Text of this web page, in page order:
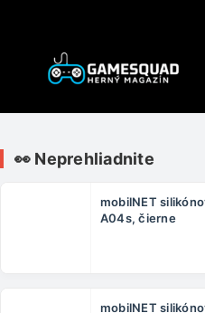
👀 Neprehliadnite
mobilNET
A04s, čierne
mobilNET